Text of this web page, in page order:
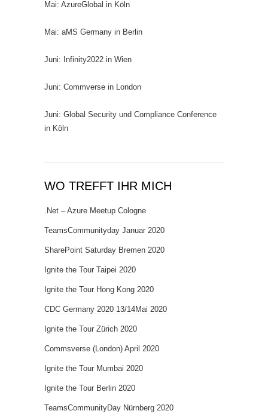
Mai: AzureGlobal in Köln
Mai: aMS Germany in Berlin
Juni: Infinity2022 in Wien
Juni: Commverse in London
Juni: Global Security und Compliance Conference
in Köln
WO TREFFT IHR MICH
.Net – Azure Meetup Cologne
TeamsCommunityday Januar 2020
SharePoint Saturday Bremen 2020
Ignite the Tour Taipei 2020
Ignite the Tour Hong Kong 2020
CDC Germany 2020 13/14Mai 2020
Ignite the Tour Zürich 2020
Commsverse (London) April 2020
Ignite the Tour Mumbai 2020
Ignite the Tour Berlin 2020
TeamsCommunityDay Nürnberg 2020